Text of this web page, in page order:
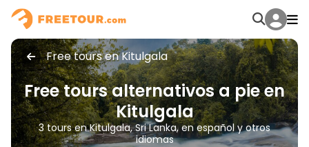
Free tours en Kitulgala
Free tours alternativos a pie en
Kitulgala
3 tours en Kitulgala, Sri Lanka, en español y otros
idiomas